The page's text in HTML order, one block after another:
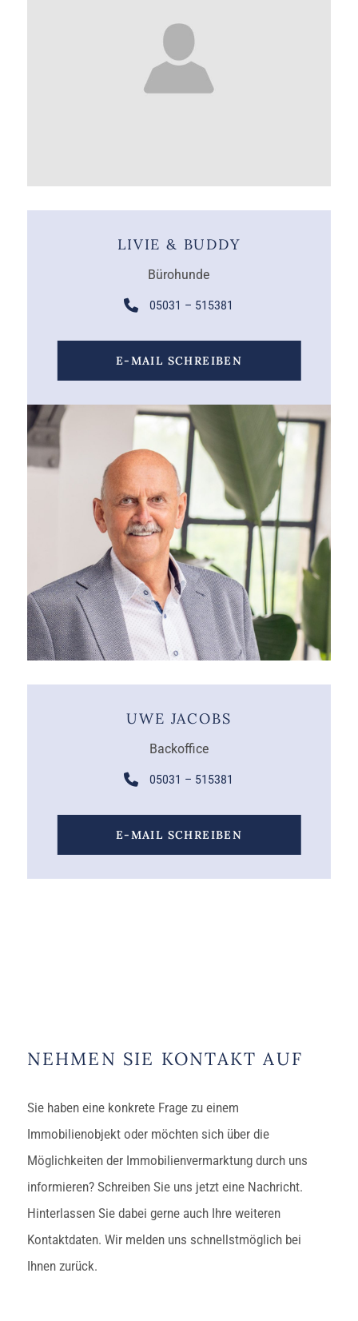
LIVIE & BUDDY
Bürohunde
E-MAIL SCHREIBEN
05031 – 515381
UWE JACOBS
Backoffice
E-MAIL SCHREIBEN
05031 – 515381
NEHMEN SIE KONTAKT AUF
Sie haben eine konkrete Frage zu einem
Immobilienobjekt oder möchten sich über die
Möglichkeiten der Immobilienvermarktung durch uns
informieren? Schreiben Sie uns jetzt eine Nachricht.
Hinterlassen Sie dabei gerne auch Ihre weiteren
Kontaktdaten. Wir melden uns schnellstmöglich bei
Ihnen zurück.